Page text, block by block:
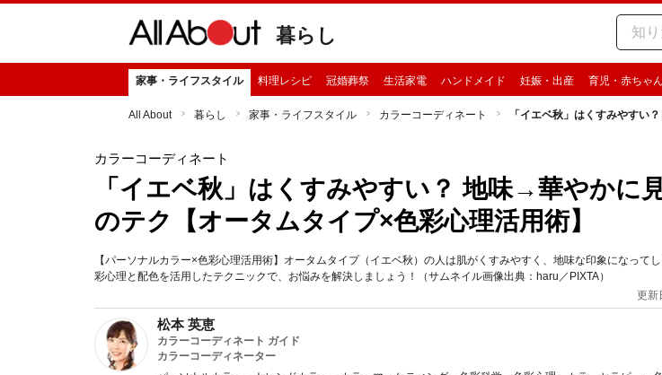
暮らし
家事・ライフスタイル 料理レシピ 冠婚葬祭 生活家電 ハンドメイド 妊娠・出産 育児・赤ちゃん
All About 暮らし 家事・ライフスタイル カラーコーディネート 「イエベ秋」はくすみやすい
カラーコーディネート
「イエベ秋」はくすみやすい？ 地味→華やかに
のテク【オータムタイプ×色彩心理活用術】
【パーソナルカラー×色彩心理活用術】オータムタイプ（イエベ秋）の人は肌がくすみやすく、地味な印象になっ
彩心理と配色を活用したテクニックで、お悩みを解決しましょう！（サムネイル画像出典：haru／PIXTA）
更新
松本 英恵
カラーコーディネート ガイド
カラーコーディネーター